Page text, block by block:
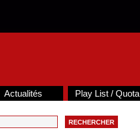
Actualités Play List / Quota